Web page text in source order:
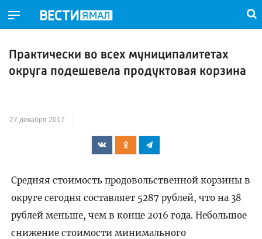
Практически во всех муниципалитетах
округа подешевела продуктовая корзина
27 декабря 2017
Средняя стоимость продовольственной корзины в
округе сегодня составляет 5287 рублей, что на 38
рублей меньше, чем в конце 2016 года. Небольшое
снижение стоимости минимального